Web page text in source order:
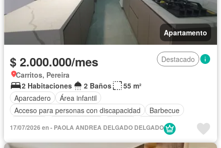
Apartamento
$ 2.000.000/mes
Destacado
Carritos, Pereira
2 Habitaciones
2 Baños
55 m²
Aparcadero
Área infantil
Acceso para personas con discapacidad
Barbecue
Ascensor
Seguridad privada
17/07/2026 en - PAOLA ANDREA DELGADO DELGADO